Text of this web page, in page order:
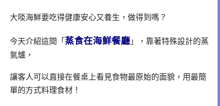
大啖海鮮要吃得健康安心又養生，做得到嗎？
今天介紹這間「 蒸食在海鮮餐廳 」，靠著特殊設計的蒸
氣爐，
讓客人可以直接在餐桌上看見食物最原始的面貌，用最簡
單的方式料理食材！